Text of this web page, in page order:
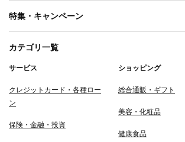
特集・キャンペーン
カテゴリ一覧
サービス
クレジットカード・各種ロー
ン
保険・金融・投資
ショッピング
総合通販・ギフト
美容・化粧品
健康食品